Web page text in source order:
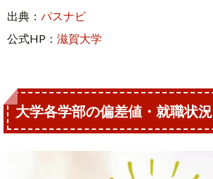
出典： パスナビ
公式HP： 滋賀大学
大学各学部の偏差値・就職状況